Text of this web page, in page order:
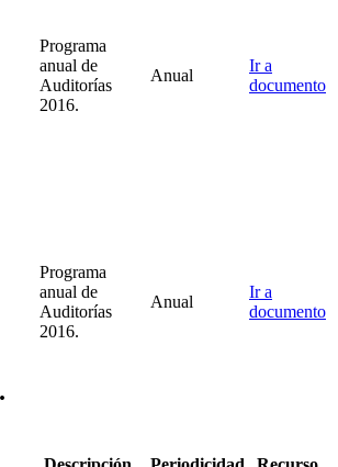
Programa
anual de
Auditorías
2016.
Anual
Ir a
documento
Programa
anual de
Auditorías
2016.
Anual
Ir a
documento